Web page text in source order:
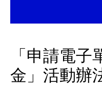
「申請電子
金」活動辦